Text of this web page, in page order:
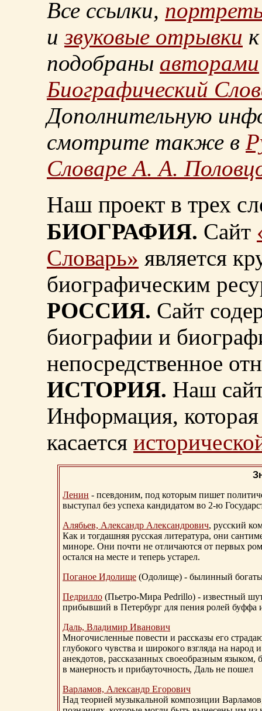
Все ссылки,
извуковые отрывки
подобраны авторами
Биографический
Дополнительную
смотрите также в
Словаре А. А.
Наш проект в трех
БИОГРАФИЯ. Сайт
Словарь» является
биографическим
РОССИЯ. Сайт
биографии и
непосредственное
ИСТОРИЯ. Наш
Информация, которая
касается
Ленин - псевдоним, под которым пишет
выступал без успеха кандидатом во 2-ю
Алябьев, Александр Александрович, русский
Как и тогдашняя русская литература, они
миноре. Они почти не отличаются от первых
остался на месте и теперь устарел.
Поганое Идолище (Одолище) - былинный
Педрилло (Пьетро-Мира Pedrillo) - известный
прибывший в Петербург для пения ролей буффа
Даль, Владимир Иванович
Многочисленные повести и рассказы его
глубокого чувства и широкого взгляда на
анекдотов, рассказанных своеобразным
в манерность и прибауточность, Даль не пошел
Варламов, Александр Егорович
Над теорией музыкальной композиции